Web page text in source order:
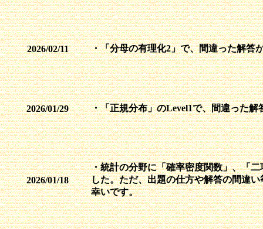
2026/02/11 ・「分母の有理化2」で、間違った解答
2026/01/29 ・「正規分布」のLevel1で、間違った
2026/01/18
・統計の分野に「確率密度関数」、「
した。ただ、出題の仕方や解答の間違
幸いです。